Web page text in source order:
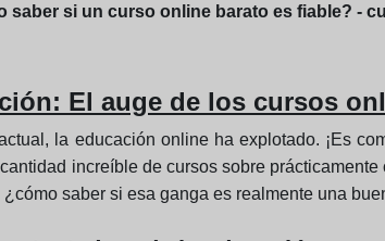
saber si un curso online barato es fiable? -
El auge de los cursos
la educación online ha explotado. ¡Es
increíble de cursos sobre
¿cómo saber si esa ganga es realmente una